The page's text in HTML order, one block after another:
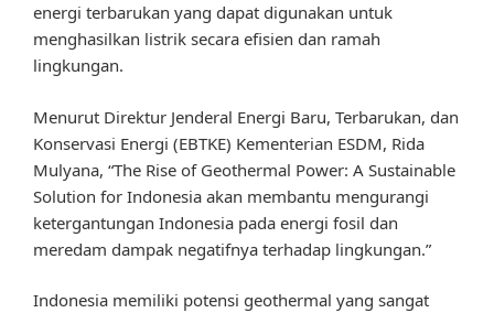
energi terbarukan yang dapat digunakan untuk
menghasilkan listrik secara efisien dan ramah
lingkungan.
Menurut Direktur Jenderal Energi Baru, Terbarukan, dan
Konservasi Energi (EBTKE) Kementerian ESDM, Rida
Mulyana, “The Rise of Geothermal Power: A Sustainable
Solution for Indonesia akan membantu mengurangi
ketergantungan Indonesia pada energi fosil dan
meredam dampak negatifnya terhadap lingkungan.”
Indonesia memiliki potensi geothermal yang sangat